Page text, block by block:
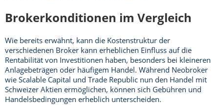
Brokerkonditionen im Vergleich
Wie bereits erwähnt, kann die Kostenstruktur der
verschiedenen Broker kann erheblichen Einfluss auf die
Rentabilität von Investitionen haben, besonders bei kleineren
Anlagebeträgen oder häufigem Handel. Während Neobroker
wie Scalable Capital und Trade Republic nun den Handel mit
Schweizer Aktien ermöglichen, können sich Gebühren und
Handelsbedingungen erheblich unterscheiden.